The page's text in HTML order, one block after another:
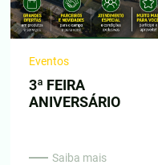
Eventos
3ª FEIRA
ANIVERSÁRIO
Saiba mais